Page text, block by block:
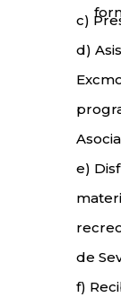
c)
d)
e)
de
f)